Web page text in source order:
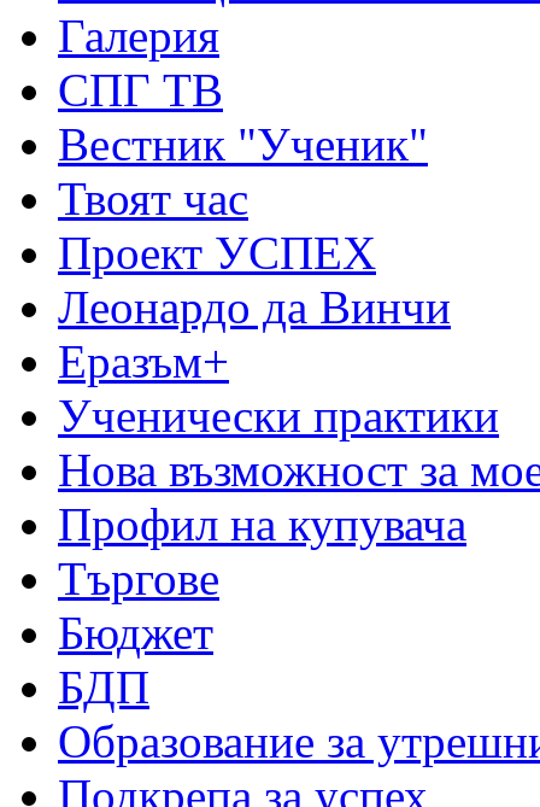
Галерия
СПГ ТВ
Вестник "Ученик"
Твоят час
Проект УСПЕХ
Леонардо да Винчи
Еразъм+
Ученически практики
Нова възможност за
Профил на купувача
Търгове
Бюджет
БДП
Образование за
Подкрепа за успех